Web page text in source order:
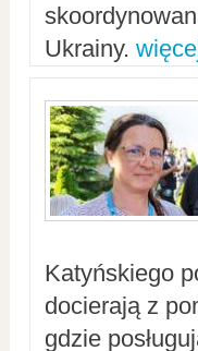
Ukrainy.
Katyńskiego
docierają z
gdzie